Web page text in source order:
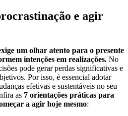
e agir
um olhar atento para o presente
intenções em realizações. No
pode gerar perdas significativas e
Por isso, é essencial adotar
efetivas e sustentáveis no seu
as 7 orientações práticas para
a agir hoje mesmo: